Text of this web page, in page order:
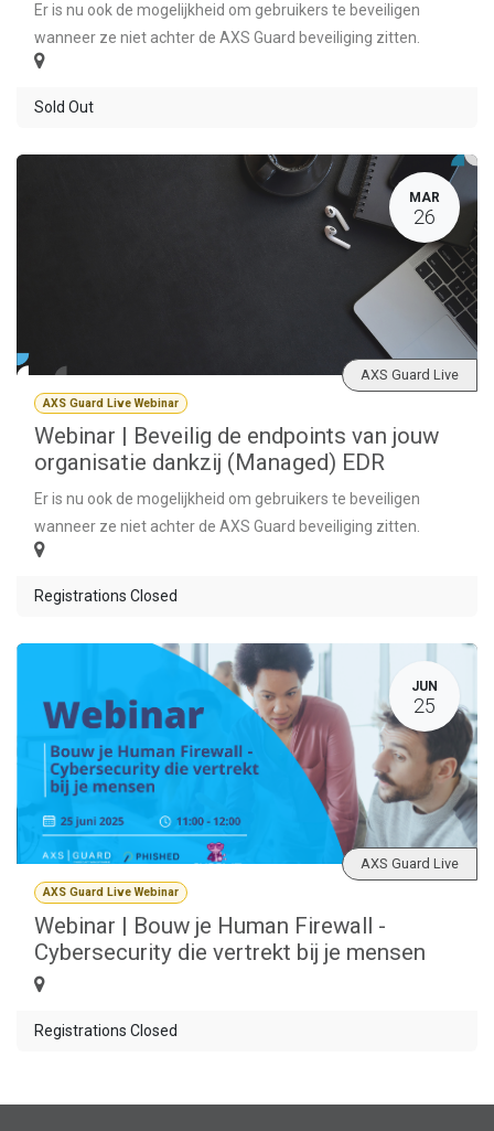
Er is nu ook de mogelijkheid om gebruikers te beveiligen
wanneer ze niet achter de AXS Guard beveiliging zitten.
Sold Out
MAR
26
AXS Guard Live Webinar
Webinar | Beveilig de endpoints van jouw
organisatie dankzij (Managed) EDR
Er is nu ook de mogelijkheid om gebruikers te beveiligen
wanneer ze niet achter de AXS Guard beveiliging zitten.
AXS Guard Live
Registrations Closed
JUN
25
AXS Guard Live Webinar
Webinar | Bouw je Human Firewall -
Cybersecurity die vertrekt bij je mensen
AXS Guard Live
Registrations Closed